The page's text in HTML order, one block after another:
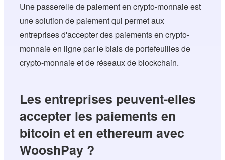
Une passerelle de paiement en crypto-monnaie est
une solution de paiement qui permet aux
entreprises d'accepter des paiements en crypto-
monnaie en ligne par le biais de portefeuilles de
crypto-monnaie et de réseaux de blockchain.
Les entreprises peuvent-elles
accepter les paiements en
bitcoin et en ethereum avec
WooshPay ?